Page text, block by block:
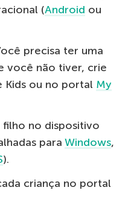
(Android ou
precisa ter uma
você não tiver, crie
Kids ou no portal My
filho no dispositivo
para Windows,
).
criança no portal